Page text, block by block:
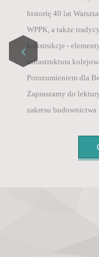
historię 40 lat
WPPK, a także
konstrukcje -
infrastruktura
Porozumieniem dla
Zapraszamy do
zakresu budownictwa
• Index
Master
• PBN –
• POL-Index
‹